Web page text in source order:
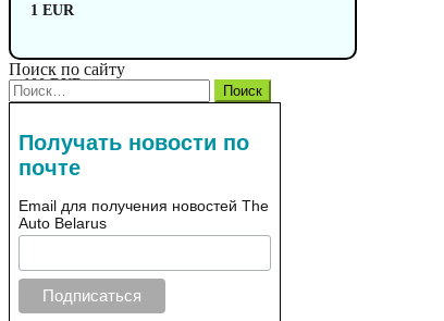
1 EUR
100 RUB
Поиск по сайту
Найти:
Получать новости по
почте
Email для получения новостей The
Auto Belarus